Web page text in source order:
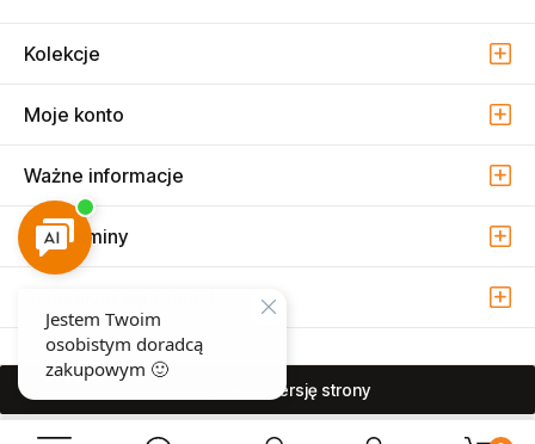
Kolekcje
Moje konto
Ważne informacje
Regulaminy
pokaż pełną wersję strony